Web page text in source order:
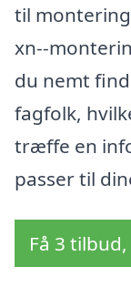
til
xn--
du nemt
fagfolk,
træffe en
passer til
Få 3